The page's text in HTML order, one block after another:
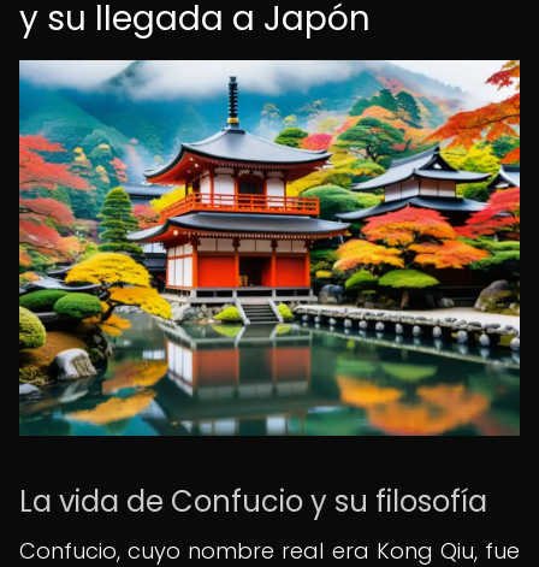
y su llegada a Japón
La vida de Confucio y su filosofía
Confucio, cuyo nombre real era Kong Qiu, fue